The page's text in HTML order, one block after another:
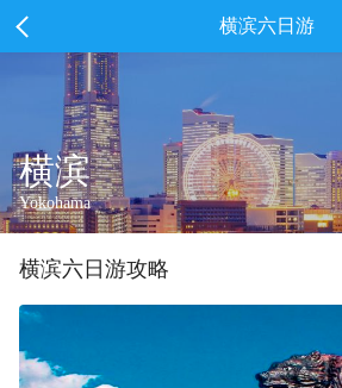
横滨六日游
横滨
Yokohama
横滨六 日游攻略